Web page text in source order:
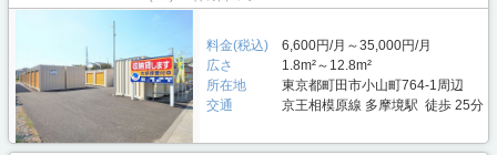
料金(税込)
6,600円/月～35,000円/月
広さ
1.8m²～12.8m²
所在地
東京都町田市小山町764-1周辺
交通
京王相模原線 多摩境駅 徒歩 25分